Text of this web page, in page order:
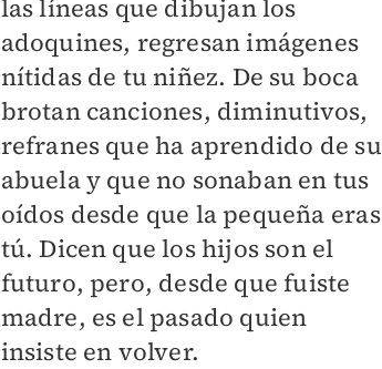
las líneas que dibujan los
adoquines, regresan imágenes
nítidas de tu niñez. De su boca
brotan canciones, diminutivos,
refranes que ha aprendido de su
abuela y que no sonaban en tus
oídos desde que la pequeña eras
tú. Dicen que los hijos son el
futuro, pero, desde que fuiste
madre, es el pasado quien
insiste en volver.